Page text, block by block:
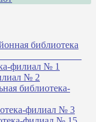
библиотека
филиал № 1
№ 2
библиотека-
филиал № 3